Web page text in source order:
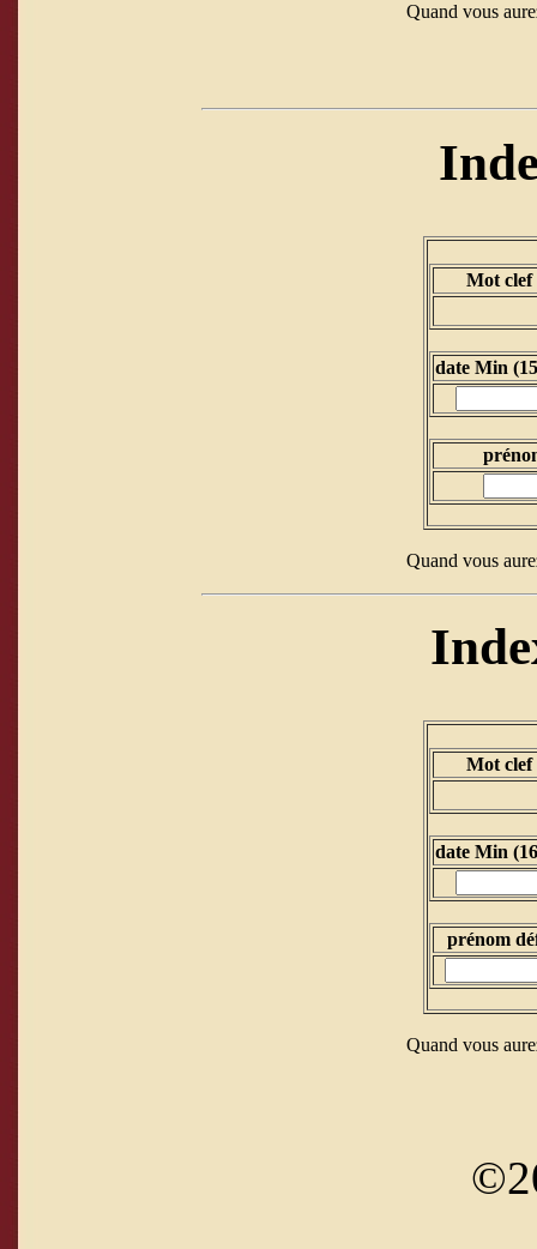
Quand vous
Mot clef
date Min
Quand vous
Mot clef
date Min
prénom
Quand vous